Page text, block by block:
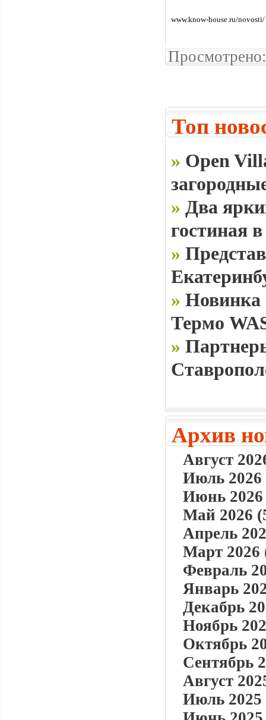
www.know-house.ru/novosti/
Топ
» Open
» Два
гостиная
»
» Новинка
Термо
»
Архив
Август
Июль 2026
Июнь 2026
Май 2026
Апрель
Март 2026
Февраль
Январь
Декабрь
Ноябрь
Октябрь
Сентябрь
Август
Июль 2025